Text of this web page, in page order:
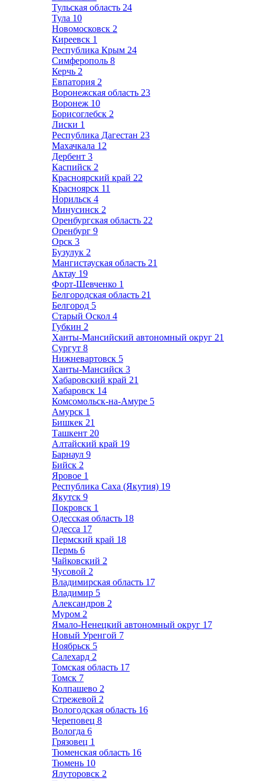
Тульская область 24
Тула 10
Новомосковск 2
Киреевск 1
Республика Крым 24
Симферополь 8
Керчь 2
Евпатория 2
Воронежская область 23
Воронеж 10
Борисоглебск 2
Лиски 1
Республика Дагестан 23
Махачкала 12
Дербент 3
Каспийск 2
Красноярский край 22
Красноярск 11
Норильск 4
Минусинск 2
Оренбургская область 22
Оренбург 9
Орск 3
Бузулук 2
Мангистауская область 21
Актау 19
Форт-Шевченко 1
Белгородская область 21
Белгород 5
Старый Оскол 4
Губкин 2
Ханты-Мансийский автономный округ 21
Сургут 8
Нижневартовск 5
Ханты-Мансийск 3
Хабаровский край 21
Хабаровск 14
Комсомольск-на-Амуре 5
Амурск 1
Бишкек 21
Ташкент 20
Алтайский край 19
Барнаул 9
Бийск 2
Яровое 1
Республика Саха (Якутия) 19
Якутск 9
Покровск 1
Одесская область 18
Одесса 17
Пермский край 18
Пермь 6
Чайковский 2
Чусовой 2
Владимирская область 17
Владимир 5
Александров 2
Муром 2
Ямало-Ненецкий автономный округ 17
Новый Уренгой 7
Ноябрьск 5
Салехард 2
Томская область 17
Томск 7
Колпашево 2
Стрежевой 2
Вологодская область 16
Череповец 8
Вологда 6
Грязовец 1
Тюменская область 16
Тюмень 10
Ялуторовск 2